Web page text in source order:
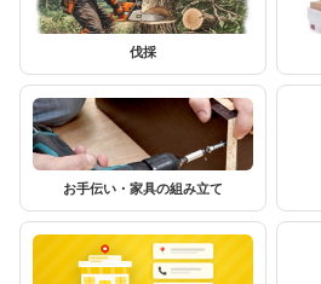
伐採
お手伝い・家具の組み立て